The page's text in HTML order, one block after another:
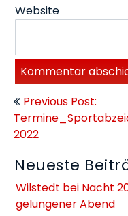
Website
Previous Post:
2022
Neueste
Wilstedt bei Nacht
gelungener Abend